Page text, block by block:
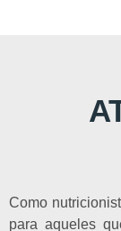
Como
para aqueles